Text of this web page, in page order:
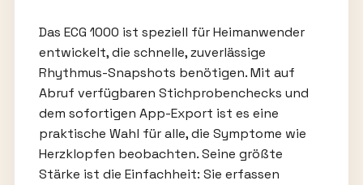
Das ECG 1000 ist speziell für Heimanwender
entwickelt, die schnelle, zuverlässige
Rhythmus-Snapshots benötigen. Mit auf
Abruf verfügbaren Stichprobenchecks und
dem sofortigen App-Export ist es eine
praktische Wahl für alle, die Symptome wie
Herzklopfen beobachten. Seine größte
Stärke ist die Einfachheit: Sie erfassen